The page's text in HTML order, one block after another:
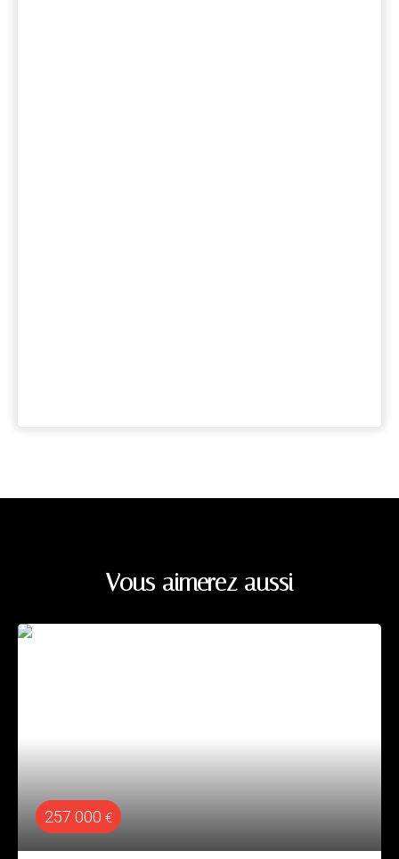
Vous aimerez aussi
257 000 €